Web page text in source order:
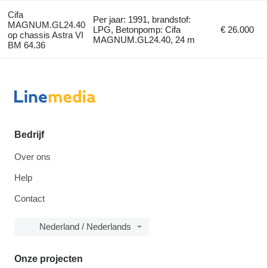
Cifa
MAGNUM.GL24.40
op chassis Astra VI
BM 64.36
Per jaar: 1991, brandstof:
LPG, Betonpomp: Cifa
MAGNUM.GL24.40, 24 m
€ 26.000
Bedrijf
Over ons
Help
Contact
Nederland / Nederlands
Onze projecten